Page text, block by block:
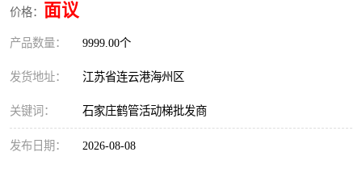
价格： 面议
产品数量： 9999.00个
发货地址： 江苏省连云港海州区
关键词： 石家庄鹤管活动梯批发商
发布日期： 2026-08-08